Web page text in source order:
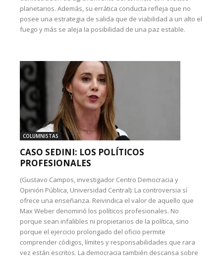
planetarios. Además, su errática conducta refleja que no
posee una estrategia de salida que de viabilidad a un alto el
fuego y más se aleja la posibilidad de una paz estable.
COLUMNISTAS
CASO SEDINI: LOS POLÍTICOS
PROFESIONALES
(Gustavo Campos, investigador Centro Democracia y
Opinión Pública, Universidad Central): La controversia sí
ofrece una enseñanza. Reivindica el valor de aquello que
Max Weber denominó los políticos profesionales. No
porque sean infalibles ni propietarios de la política, sino
porque el ejercicio prolongado del oficio permite
comprender códigos, límites y responsabilidades que rara
vez están escritos. La democracia también descansa sobre